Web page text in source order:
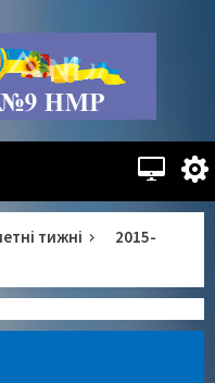
тижні
2015-